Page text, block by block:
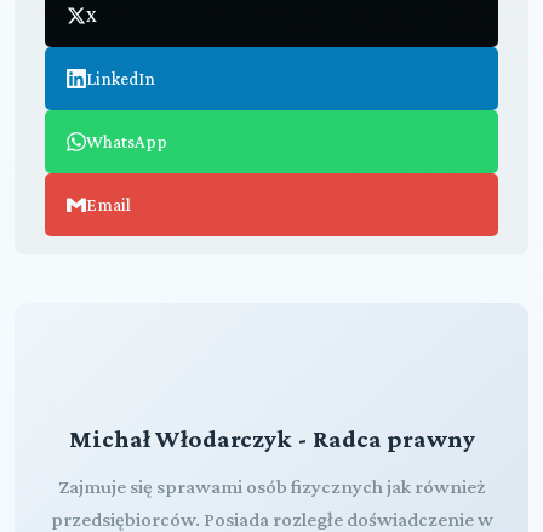
X
LinkedIn
WhatsApp
Email
Michał Włodarczyk - Radca prawny
Zajmuje się sprawami osób fizycznych jak również
przedsiębiorców. Posiada rozległe doświadczenie w